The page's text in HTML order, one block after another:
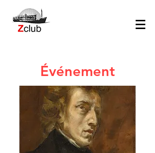
Événement